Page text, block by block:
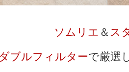
ソムリエ ＆ ス
ブルフィルターで厳選